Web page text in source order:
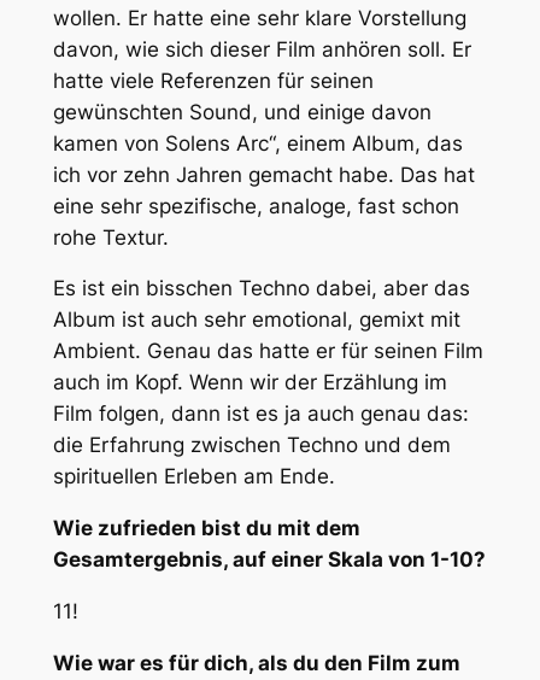
wollen. Er hatte eine sehr klare Vorstellung
davon, wie sich dieser Film anhören soll. Er
hatte viele Referenzen für seinen
gewünschten Sound, und einige davon
kamen von Solens Arc“, einem Album, das
ich vor zehn Jahren gemacht habe. Das hat
eine sehr spezifische, analoge, fast schon
rohe Textur.
Es ist ein bisschen Techno dabei, aber das
Album ist auch sehr emotional, gemixt mit
Ambient. Genau das hatte er für seinen Film
auch im Kopf. Wenn wir der Erzählung im
Film folgen, dann ist es ja auch genau das:
die Erfahrung zwischen Techno und dem
spirituellen Erleben am Ende.
Wie zufrieden bist du mit dem
Gesamtergebnis, auf einer Skala von 1-10?
11!
Wie war es für dich, als du den Film zum